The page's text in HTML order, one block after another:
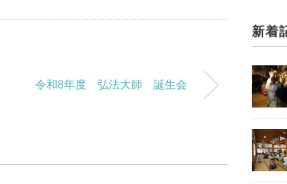
令和8年度 弘法大師 誕生会
新着